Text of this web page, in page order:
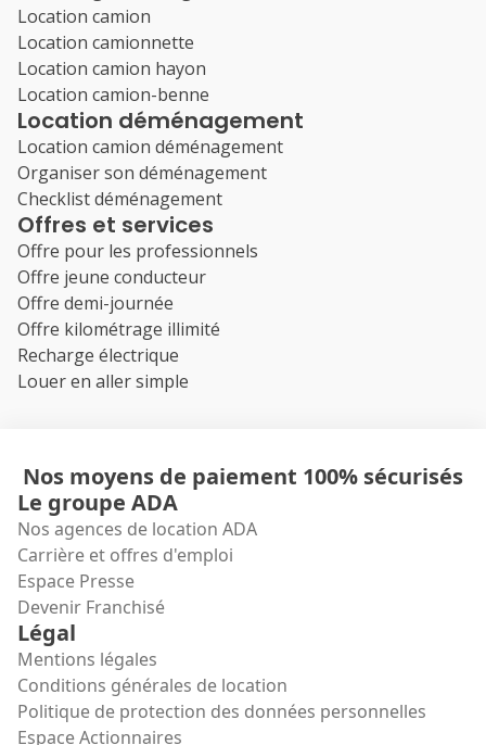
Location camion
Location camionnette
Location camion hayon
Location camion-benne
Location déménagement
Location camion déménagement
Organiser son déménagement
Checklist déménagement
Offres et services
Offre pour les professionnels
Offre jeune conducteur
Offre demi-journée
Offre kilométrage illimité
Recharge électrique
Louer en aller simple
Nos moyens de paiement 100% sécurisés
Le groupe ADA
Nos agences de location ADA
Carrière et offres d'emploi
Espace Presse
Devenir Franchisé
Légal
Mentions légales
Conditions générales de location
Politique de protection des données personnelles
Espace Actionnaires